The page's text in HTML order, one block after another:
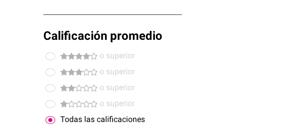
Calificación promedio
o superior
o superior
o superior
o superior
Todas las calificaciones